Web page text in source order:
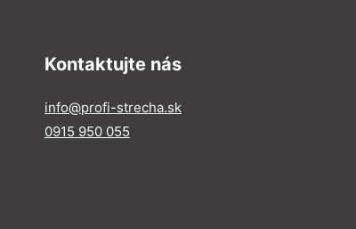
Kontaktujte nás
info@profi-strecha.sk
0915 950 055